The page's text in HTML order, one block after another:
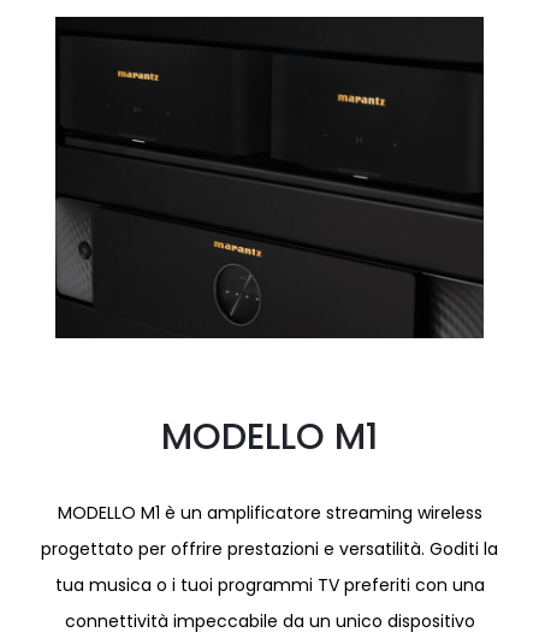
MODELLO M1
MODELLO M1 è un amplificatore streaming wireless
progettato per offrire prestazioni e versatilità. Goditi la
tua musica o i tuoi programmi TV preferiti con una
connettività impeccabile da un unico dispositivo